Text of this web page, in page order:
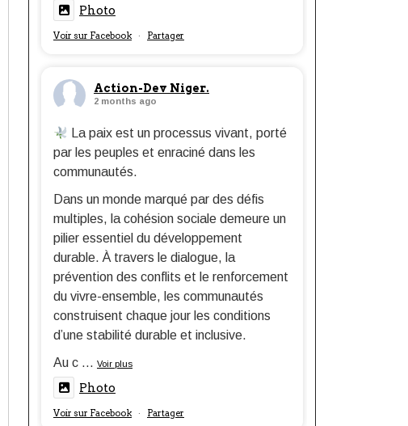
Photo
Voir sur Facebook · Partager
Action-Dev Niger.
2 months ago
La paix est un processus vivant, porté
par les peuples et enraciné dans les
communautés.
Dans un monde marqué par des défis
multiples, la cohésion sociale demeure un
pilier essentiel du développement
durable. À travers le dialogue, la
prévention des conflits et le renforcement
du vivre-ensemble, les communautés
construisent chaque jour les conditions
d’une stabilité durable et inclusive.
Au c ... Voir plus
Photo
Voir sur Facebook · Partager